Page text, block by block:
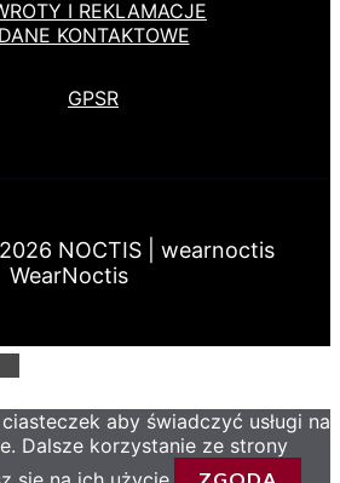
I REKLAMACJE
DANE KONTAKTOWE
GPSR
NOCTIS | wearnoctis
WearNoctis
aby świadczyć usługi na
Dalsze korzystanie ze strony
ZGODA